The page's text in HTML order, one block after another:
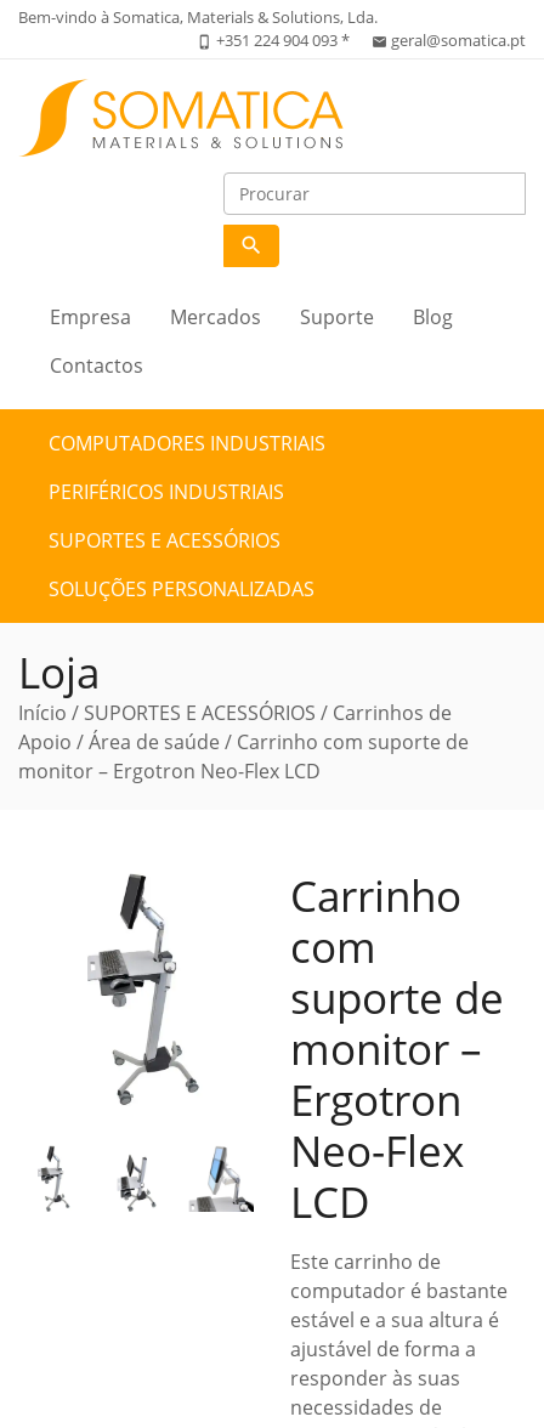
Bem-vindo à Somatica, Materials & Solutions, Lda.
phone_iphone +351 224 904 093 * email geral@somatica.pt
search
Empresa Mercados Suporte
Blog
Contactos
COMPUTADORES INDUSTRIAIS
PERIFÉRICOS INDUSTRIAIS
SUPORTES E ACESSÓRIOS
SOLUÇÕES PERSONALIZADAS
Loja
Início / SUPORTES E ACESSÓRIOS / Carrinhos de
Apoio /Área de saúde / Carrinho com suporte de
monitor – Ergotron Neo-Flex LCD
Carrinho
com
suporte de
monitor –
Ergotron
Neo-Flex
LCD
Este carrinho de
computador é bastante
estável e a sua altura é
ajustável de forma a
responder às suas
necessidades de